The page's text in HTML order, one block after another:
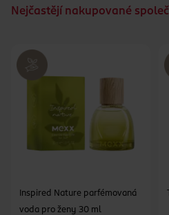
Nejčastějí nakupované
Inspired Nature parfémovaná
voda pro ženy 30 ml